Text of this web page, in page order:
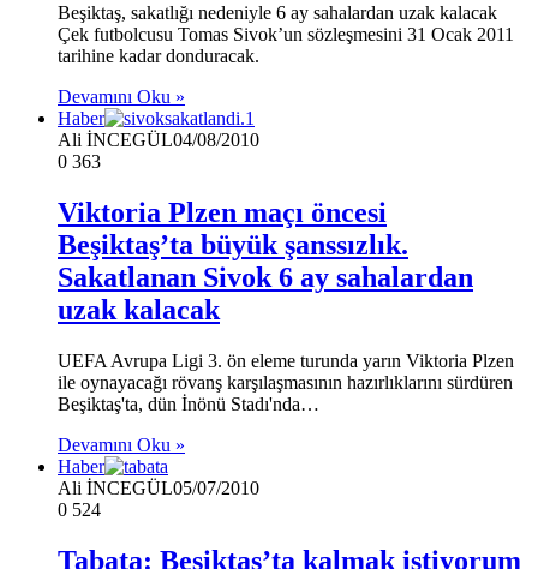
Beşiktaş, sakatlığı nedeniyle 6 ay sahalardan uzak kalacak
Çek futbolcusu Tomas Sivok’un sözleşmesini 31 Ocak 2011
tarihine kadar donduracak.
Devamını Oku »
Haber
Ali İNCEGÜL04/08/2010
0 363
Viktoria Plzen maçı öncesi
Beşiktaş’ta büyük şanssızlık.
Sakatlanan Sivok 6 ay sahalardan
uzak kalacak
UEFA Avrupa Ligi 3. ön eleme turunda yarın Viktoria Plzen
ile oynayacağı rövanş karşılaşmasının hazırlıklarını sürdüren
Beşiktaş'ta, dün İnönü Stadı'nda…
Devamını Oku »
Haber
Ali İNCEGÜL05/07/2010
0 524
Tabata: Beşiktaş’ta kalmak istiyorum